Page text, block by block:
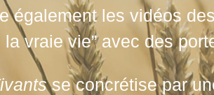
également les vidéos
vraie vie” avec des
se concrétise par